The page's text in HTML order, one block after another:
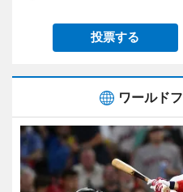
投票する
ワールド